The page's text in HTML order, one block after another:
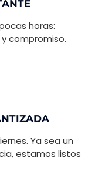
horas:
compromiso.
Ya sea un
estamos listos